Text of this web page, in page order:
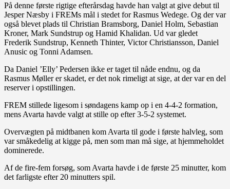
På denne første rigtige efterårsdag havde han valgt at give debut til
Jesper Næsby i FREMs mål i stedet for Rasmus Wedege. Og der var
også blevet plads til Christian Bramsborg, Daniel Holm, Sebastian
Kroner, Mark Sundstrup og Hamid Khalidan. Ud var gledet
Frederik Sundstrup, Kenneth Thinter, Victor Christiansson, Daniel
Anusic og Tonni Adamsen.
Da Daniel ’Elly’ Pedersen ikke er taget til nåde endnu, og da
Rasmus Møller er skadet, er det nok rimeligt at sige, at der var en del
reserver i opstillingen.
FREM stillede ligesom i søndagens kamp op i en 4-4-2 formation,
mens Avarta havde valgt at stille op efter 3-5-2 systemet.
Overvægten på midtbanen kom Avarta til gode i første halvleg, som
var småkedelig at kigge på, men som man må sige, at hjemmeholdet
dominerede.
Af de fire-fem forsøg, som Avarta havde i de første 25 minutter, kom
det farligste efter 20 minutters spil.